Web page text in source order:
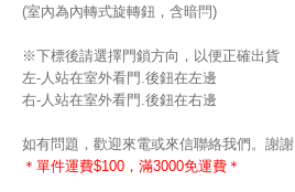
(室內為內轉式旋轉鈕，含暗閂)
※下標後請選擇門鎖方向，以便正確出貨
左-人站在室外看門.後鈕在左邊
右-人站在室外看門.後鈕在右邊
如有問題，歡迎來電或來信聯絡我們。謝謝
＊單件運費$100，滿3000免運費＊